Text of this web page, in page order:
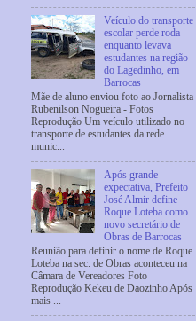
Veículo do transporte
escolar perde roda
enquanto levava
estudantes na região
do Lagedinho, em
Barrocas
Mãe de aluno enviou foto ao Jornalista
Rubenilson Nogueira - Fotos
Reprodução Um veículo utilizado no
transporte de estudantes da rede
munic...
Após grande
expectativa, Prefeito
José Almir define
Roque Loteba como
novo secretário de
Obras de Barrocas
Reunião para definir o nome de Roque
Loteba na sec. de Obras aconteceu na
Câmara de Vereadores Foto
Reprodução Kekeu de Daozinho Após
mais ...